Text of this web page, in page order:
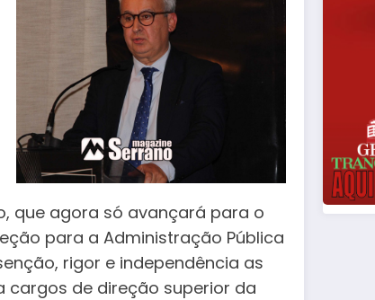
que agora só avançará para o
para a Administração Pública
rigor e independência as
de direção superior da